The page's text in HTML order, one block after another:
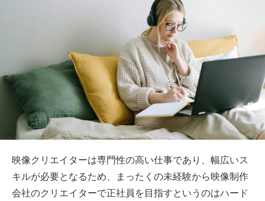
映像クリエイターは専門性の高い仕事であり、幅広いス
キルが必要となるため、まったくの未経験から映像制作
会社のクリエイターで正社員を目指すというのはハード